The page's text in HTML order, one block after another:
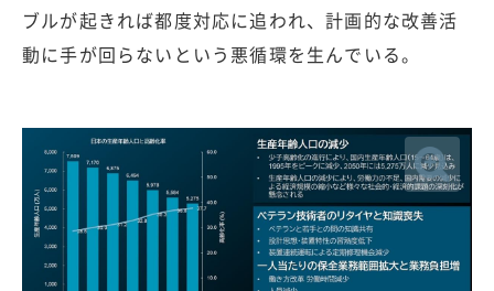
ブルが起きれば都度対応に追われ、計画的な改善活
動に手が回らないという悪循環を生んでいる。